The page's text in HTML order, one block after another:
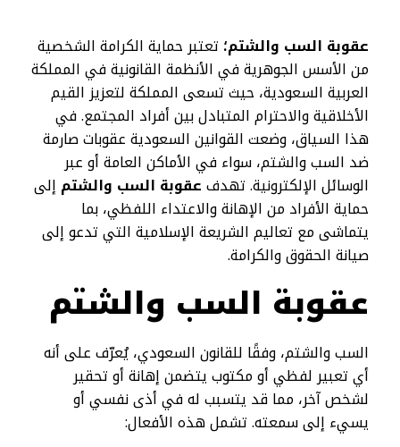
عقوبة السب والشتم؛ تعتبر حماية الكرامة الشخصية
من الأسس الجوهرية في الأنظمة القانونية في المملكة
العربية السعودية، حيث تسعى المملكة لتعزيز القيم
الأخلاقية والاحترام المتبادل بين أفراد المجتمع. في
هذا السياق، وضعت القوانين السعودية عقوبات صارمة
ضد السب والشتم، سواء في الأماكن العامة أو عبر
الوسائل الإلكترونية. تهدفعقوبة السب والشتمإلى
حماية الأفراد من الإهانة والاعتداء اللفظي، بما
يتماشى مع تعاليم الشريعة الإسلامية التي تدعو إلى
صيانة الحقوق والكرامة.
عقوبة السب والشتم
السب والشتم، وفقًا للقانون السعودي، يُعرّف على أنه
أي تعبير لفظي أو مكتوب يتضمن إهانة أو تحقير
لشخص آخر، مما قد يتسبب له في أذى نفسي أو
يسيء إلى سمعته. تشمل هذه الأفعال: